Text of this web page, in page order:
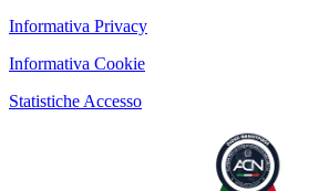
Informativa Privacy
Informativa Cookie
Statistiche Accesso